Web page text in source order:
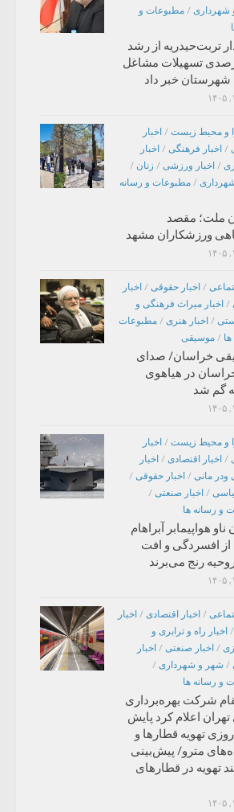
شهرداری / مطبوعات و
تربت‌حیدریه از رشد
درصدی تسهیلات مشاغل
شهرستان خبر داد
و محیط زیست / اخبار
/ اخبار فرهنگی / اخبار
/ اخبار ورزشی / زنان /
/ مطبوعات و رسانه
ملت؛ مقصد
ورزشکاران مشهد
/ اخبار حقوقی / اخبار
/ اخبار میراث فرهنگی و
/ اخبار هنری / مطبوعات
/ موسیقی
خراسان/ صدای
در هیاهوی
گم شد
و محیط زیست / اخبار
/ اخبار اقتصادی / اخبار
ودر مانی / اخبار حقوقی /
/ اخبار صنعتی /
و رسانه ها
ناو هواپیمابر آبراهام
از افسردگی و افت
رنج می‌برند
/ اخبار اقتصادی / اخبار
/ اخبار راه و ترابری و
/ اخبار صنعتی / اخبار
/ شهر و شهرداری /
و رسانه ها
شرکت بهره‌برداری
اعلام کرد پایش
تهویه قطارها و
مترو/ پیش‌بینی
تهویه در قطارهای